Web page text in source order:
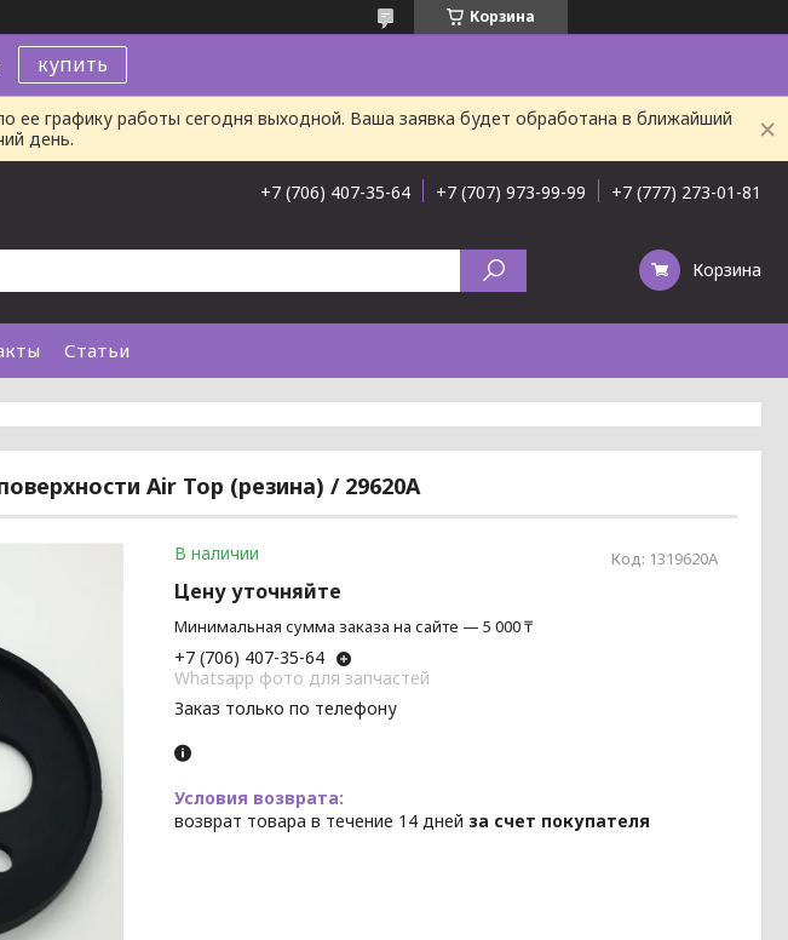
Корзина
купить
ее графику работы сегодня выходной. Ваша заявка будет обработана в ближайший
день.
+7 (706) 407-35-64 +7 (707) 973-99-99 +7 (777) 273-01-81
Корзина
Статьи
Air Top (резина) / 29620A
В наличии Код: 1319620A
Цену уточняйте
Минимальная сумма заказа на сайте — 5 000 ₸
+7 (706) 407-35-64
Whatsapp фото для запчастей
Заказ только по телефону
возврат товара в течение 14 дней за счет покупателя